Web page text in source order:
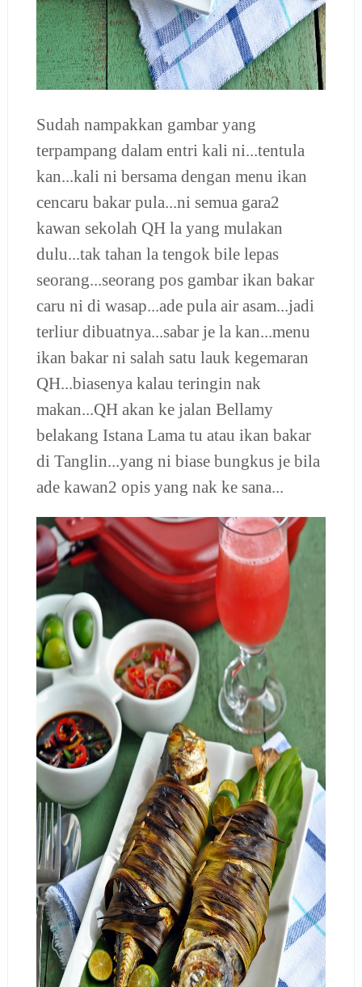
Sudah nampakkan gambar yang
terpampang dalam entri kali ni...tentula
kan...kali ni bersama dengan menu ikan
cencaru bakar pula...ni semua gara2
kawan sekolah QH la yang mulakan
dulu...tak tahan la tengok bile lepas
seorang...seorang pos gambar ikan bakar
caru ni di wasap...ade pula air asam...jadi
terliur dibuatnya...sabar je la kan...menu
ikan bakar ni salah satu lauk kegemaran
QH...biasenya kalau teringin nak
makan...QH akan ke jalan Bellamy
belakang Istana Lama tu atau ikan bakar
di Tanglin...yang ni biase bungkus je bila
ade kawan2 opis yang nak ke sana...